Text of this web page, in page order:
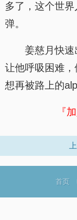
多了，这个世
弹。
姜慈月快速
让他呼吸困难
想再被路上的
『
首页